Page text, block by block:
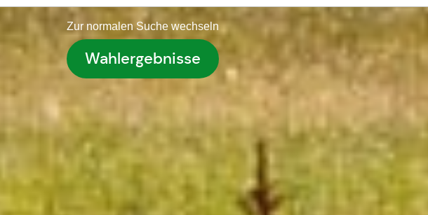
Zur normalen Suche wechseln
Wahlergebnisse